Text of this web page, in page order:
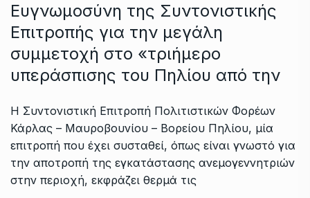
Ευγνωμοσύνη της Συντονιστικής
Επιτροπής για την μεγάλη
συμμετοχή στο «τριήμερο
υπεράσπισης του Πηλίου από την
Η Συντονιστική Επιτροπή Πολιτιστικών Φορέων
Κάρλας – Μαυροβουνίου – Βορείου Πηλίου, μία
επιτροπή που έχει συσταθεί, όπως είναι γνωστό για
την αποτροπή της εγκατάστασης ανεμογεννητριών
στην περιοχή, εκφράζει θερμά τις